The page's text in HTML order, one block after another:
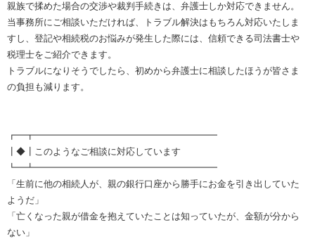
親族で揉めた場合の交渉や裁判手続きは、弁護士しか対応できません。
当事務所にご相談いただければ、トラブル解決はもちろん対応いたしま
すし、登記や相続税のお悩みが発生した際には、信頼できる司法書士や
税理士をご紹介できます。
トラブルになりそうでしたら、初めから弁護士に相談したほうが皆さま
の負担も減ります。
┏━┳━━━━━━━━━━━━━━━━━━━━
┃◆┃このようなご相談に対応しています
┗━┻━━━━━━━━━━━━━━━━━━━━
「生前に他の相続人が、親の銀行口座から勝手にお金を引き出していた
ようだ」
「亡くなった親が借金を抱えていたことは知っていたが、金額が分から
ない」